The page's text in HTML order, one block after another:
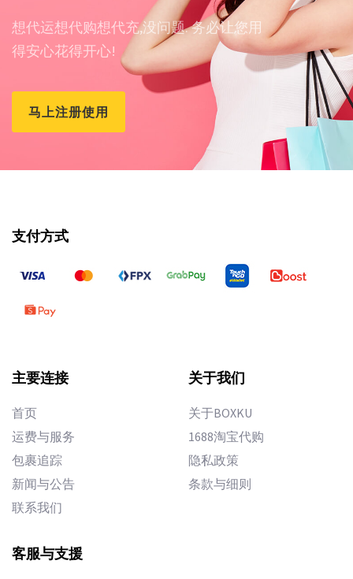
想代运想代购想代充,没问题. 务必让您用
得安心花得开心!
马上注册使用
支付方式
主要连接
首页
运费与服务
包裹追踪
新闻与公告
联系我们
关于我们
关于BOXKU
1688淘宝代购
隐私政策
条款与细则
客服与支援